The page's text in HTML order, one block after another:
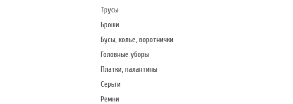
Трусы
Броши
Бусы, колье, воротнички
Головные уборы
Платки, палантины
Серьги
Ремни